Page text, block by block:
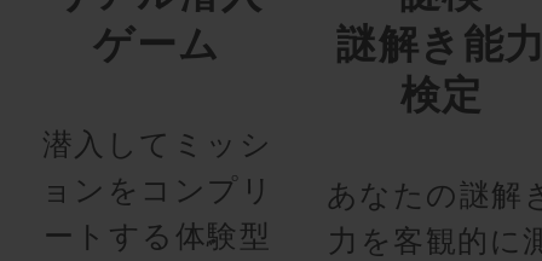
ゲーム
潜入してミッシ
ョンをコンプリ
ートする体験型
謎解き能
検定
あなたの謎解
力を客観的に